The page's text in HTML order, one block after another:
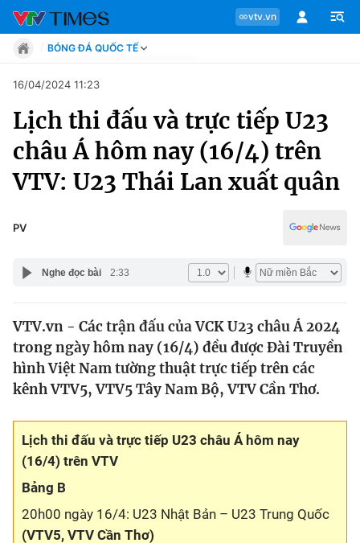
vtv.vn
Chuyên mục
Tin tức
Sự kiện
Bóng đá
Thể thao Điện tử
Các môn khác
VIDEO
BÓNG ĐÁ QUỐC TẾ
Move
Phong cách
Chân dung
Sự kiện
Bóng đá
Thể thao điện tử
16/04/2024 11:23
Lịch thi đấu và trực tiếp U23
châu Á hôm nay (16/4) trên
VTV: U23 Thái Lan xuất quân
PV
Nghe đọc bài 2:33
VTV.vn - Các trận đấu của VCK U23 châu Á 2024
trong ngày hôm nay (16/4) đều được Đài Truyền
hình Việt Nam tường thuật trực tiếp trên các
kênh VTV5, VTV5 Tây Nam Bộ, VTV Cần Thơ.
Lịch thi đấu và trực tiếp U23 châu Á hôm nay
(16/4) trên VTV
Bảng B
20h00 ngày 16/4: U23 Nhật Bản – U23 Trung Quốc
(VTV5, VTV Cần Thơ)